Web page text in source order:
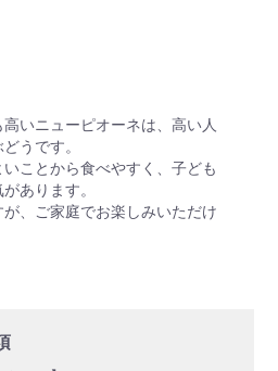
いニューピオーネは、高い人
うです。
ことから食べやすく、子ども
あります。
、ご家庭でお楽しみいただけ